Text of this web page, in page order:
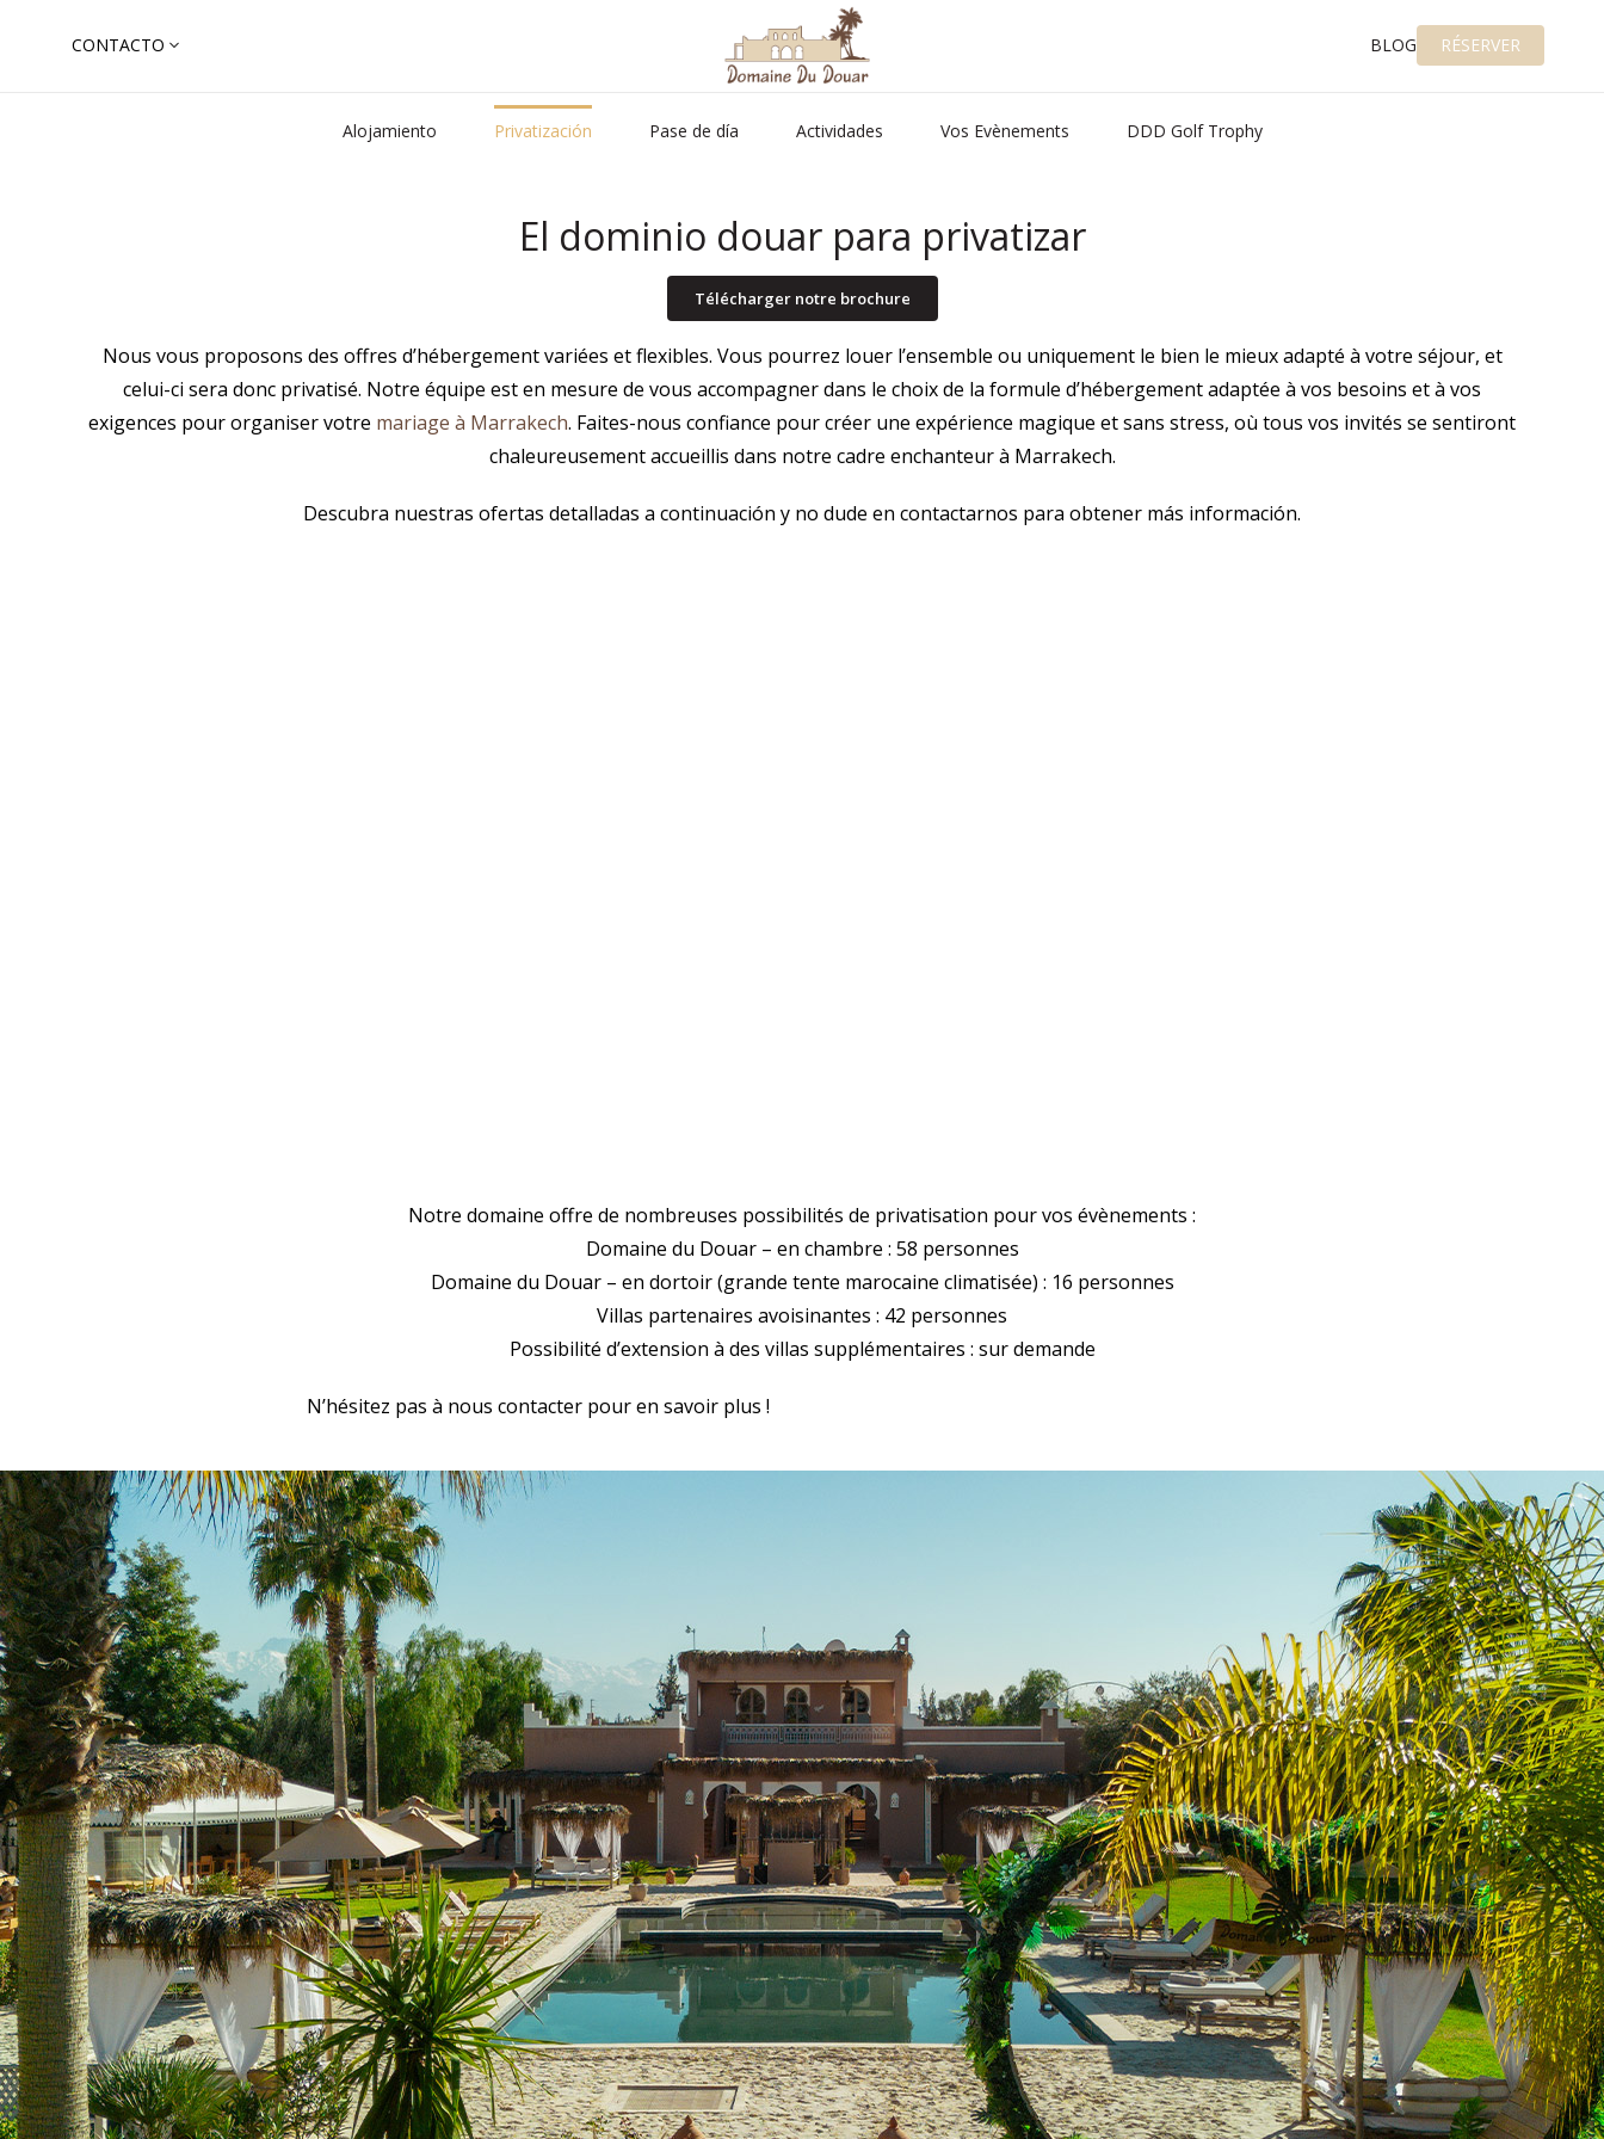
CONTACTO BLOG RÉSERVER
Buscar:
Alojamiento Privatización Pase de día Actividades Vos Evènements DDD Golf Trophy
El dominio douar para privatizar
Télécharger notre brochure
Nous vous proposons des offres d’hébergement variées et flexibles. Vous pourrez louer l’ensemble ou uniquement le bien le mieux adapté à votre séjour, et
celui-ci sera donc privatisé. Notre équipe est en mesure de vous accompagner dans le choix de la formule d’hébergement adaptée à vos besoins et à vos
exigences pour organiser votre mariage à Marrakech. Faites-nous confiance pour créer une expérience magique et sans stress, où tous vos invités se sentiront
chaleureusement accueillis dans notre cadre enchanteur à Marrakech.
Descubra nuestras ofertas detalladas a continuación y no dude en contactarnos para obtener más información.
Notre domaine offre de nombreuses possibilités de privatisation pour vos évènements :
Domaine du Douar – en chambre : 58 personnes
Domaine du Douar – en dortoir (grande tente marocaine climatisée) : 16 personnes
Villas partenaires avoisinantes : 42 personnes
Possibilité d’extension à des villas supplémentaires : sur demande
N’hésitez pas à nous contacter pour en savoir plus !